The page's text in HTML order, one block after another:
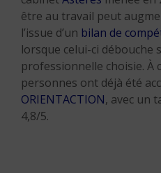
être au travail peut
l’issue d’un bilan de
lorsque celui-ci débouche
professionnelle choisie. À
personnes ont déjà été
ORIENTACTION, avec un
4,8/5.